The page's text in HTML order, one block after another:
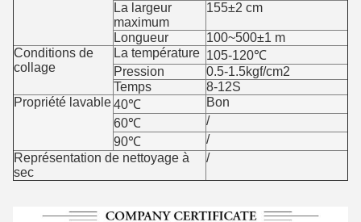
La largeur
maximum
155±2 cm
Longueur
100~500±1 m
Conditions de
collage
La température 105-120℃
Pression
0.5-1.5kgf/cm2
Temps
8-12S
Propriété lavable40℃
Bon
60℃
/
90℃
/
Représentation de nettoyage à
sec
/